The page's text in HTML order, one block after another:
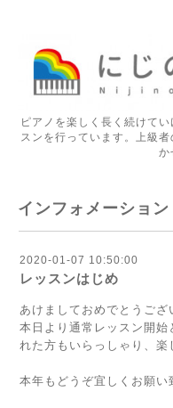
ピアノを楽しく長く続けて
スンを行っています。上級
か
インフォメーション
2020-01-07 10:50:00
レッスンはじめ
あけましておめでとうござ
本日より通常レッスン開始
れた方もいらっしゃり、楽
本年もどうぞ宜しくお願い